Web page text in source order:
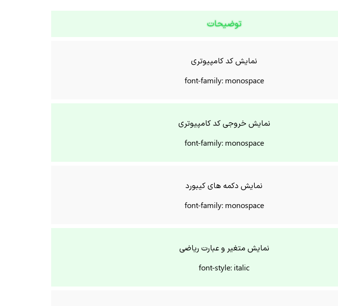
توضیحات
نمایش کد کامپیوتری
font-family: monospace
نمایش خروجی کد کامپیوتری
font-family: monospace
نمایش دکمه های کیبورد
font-family: monospace
نمایش متغیر و عبارت ریاضی
font-style: italic